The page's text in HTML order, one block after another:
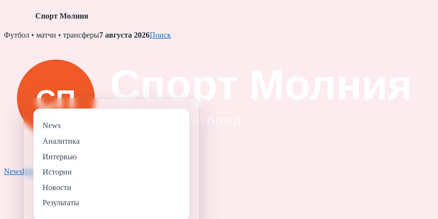
Спорт Молния
Skip
Футбол • матчи • трансферы7 августа 2026Поиск
NewsНовостиРезультаты
News
Аналитика
Интервью
Истории
Новости
Результаты